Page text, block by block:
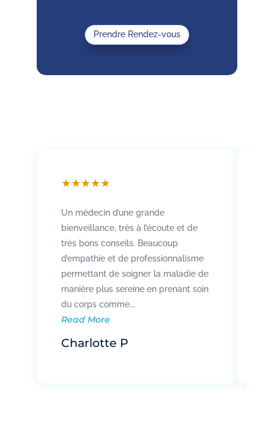
Prendre Rendez-vous
★★★★★
Un médecin d’une grande
bienveillance, très à l’écoute et de
très bons conseils. Beaucoup
d’empathie et de professionnalisme
permettant de soigner la maladie de
manière plus sereine en prenant soin
du corps comme...
Read More
Charlotte P